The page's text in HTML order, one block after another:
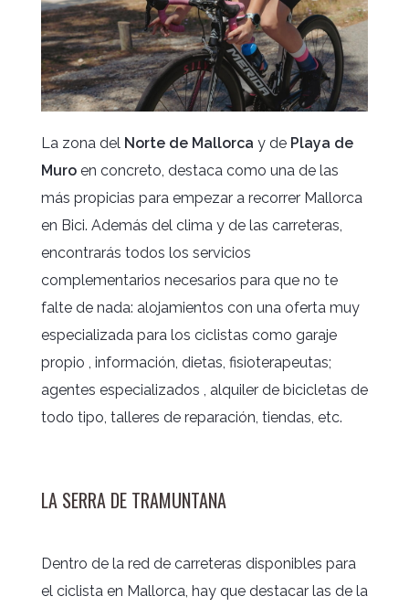
La zona del Norte de Mallorca y de Playa de
Muroen concreto, destaca como una de las
más propicias para empezar a recorrer Mallorca
en Bici. Además del clima y de las carreteras,
encontrarás todos los servicios
complementarios necesarios para que no te
falte de nada: alojamientos con una oferta muy
especializada para los ciclistas como garaje
propio , información, dietas, fisioterapeutas;
agentes especializados , alquiler de bicicletas de
todo tipo, talleres de reparación, tiendas, etc.
LA SERRA DE TRAMUNTANA
Dentro de la red de carreteras disponibles para
el ciclista en Mallorca, hay que destacar las de la